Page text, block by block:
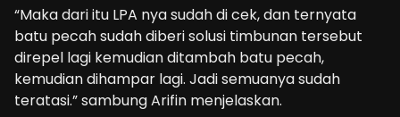
“Maka dari itu LPA nya sudah di cek, dan ternyata
batu pecah sudah diberi solusi timbunan tersebut
direpel lagi kemudian ditambah batu pecah,
kemudian dihampar lagi. Jadi semuanya sudah
teratasi.” sambung Arifin menjelaskan.